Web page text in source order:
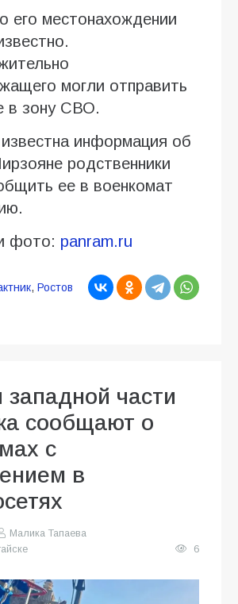
его местонахождении
могли отправить
в зону СВО.
информация об
родственники
ее в военкомат
фото: panram.ru
, Ростов
части
сообщают о
с
в
Малика Тапаева
6